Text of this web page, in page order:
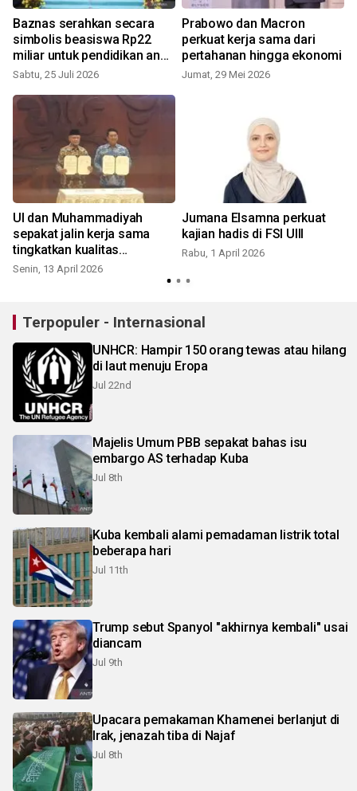
Baznas serahkan secara
simbolis beasiswa Rp22
miliar untuk pendidikan anak
Palestina
Sabtu, 25 Juli 2026
Prabowo dan Macron
perkuat kerja sama dari
pertahanan hingga ekonomi
Jumat, 29 Mei 2026
UI dan Muhammadiyah
sepakat jalin kerja sama
tingkatkan kualitas
pendidikan
Senin, 13 April 2026
Jumana Elsamna perkuat
kajian hadis di FSI UIII
Rabu, 1 April 2026
Terpopuler - Internasional
UNHCR: Hampir 150 orang tewas atau hilang
di laut menuju Eropa
Jul 22nd
Majelis Umum PBB sepakat bahas isu
embargo AS terhadap Kuba
Jul 8th
Kuba kembali alami pemadaman listrik total
beberapa hari
Jul 11th
Trump sebut Spanyol "akhirnya kembali" usai
diancam
Jul 9th
Upacara pemakaman Khamenei berlanjut di
Irak, jenazah tiba di Najaf
Jul 8th